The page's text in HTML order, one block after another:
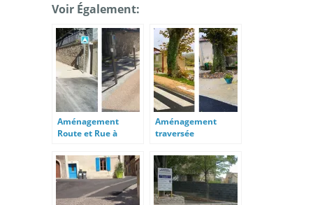
Voir Également:
Aménagement
Route et Rue à
Aménagement
traversée
RD 16